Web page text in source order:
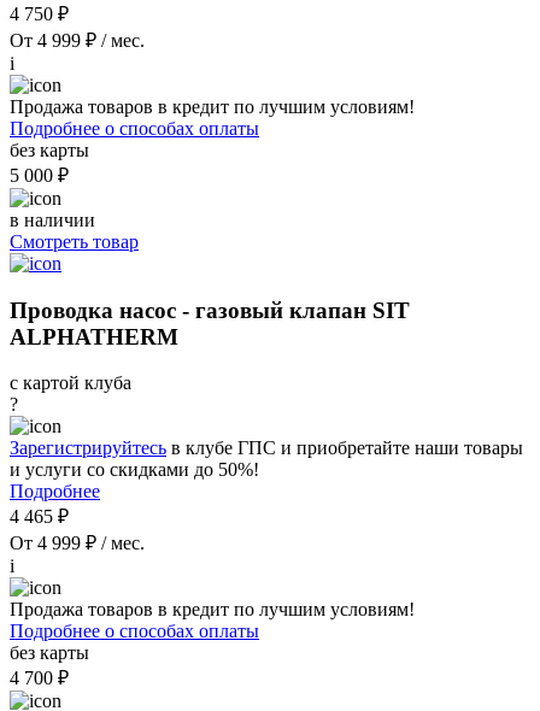
4 750 ₽
От 4 999 ₽ / мес.
i
Продажа товаров в кредит по лучшим условиям!
Подробнее о способах оплаты
без карты
5 000 ₽
в наличии
Смотреть товар
Проводка насос - газовый клапан SIT
ALPHATHERM
с картой клуба
?
Зарегистрируйтесь в клубе ГПС и приобретайте наши товары
и услуги со скидками до 50%!
Подробнее
4 465 ₽
От 4 999 ₽ / мес.
i
Продажа товаров в кредит по лучшим условиям!
Подробнее о способах оплаты
без карты
4 700 ₽